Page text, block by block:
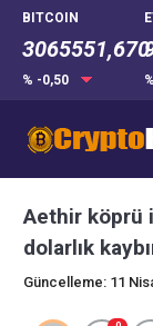
BITCOIN
3065551,670
% -0,50
Aethir köprü
dolarlık
Güncelleme: 11